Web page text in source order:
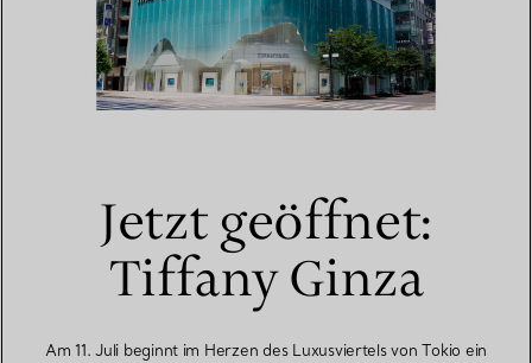
Jetzt geöffnet:
Tiffany Ginza
Am 11. Juli beginnt im Herzen des Luxusviertels von Tokio ein